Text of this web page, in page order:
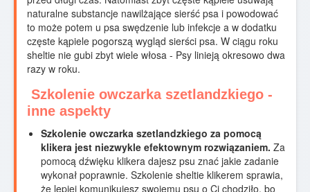
naturalne substancje nawilżające sierść psa i powodować
to może potem u psa swędzenie lub infekcje a w dodatku
częste kąpiele pogorszą wygląd sierści psa. W ciągu roku
sheltie nie gubi zbyt wiele włosa - Psy linieją okresowo dwa
razy w roku.
Szkolenie owczarka szetlandzkiego -
inne aspekty
Szkolenie owczarka szetlandzkiego za pomocą
klikera jest niezwykle efektownym rozwiązaniem. Za
pomocą dźwięku klikera dajesz psu znać jakie zadanie
wykonał poprawnie. Szkolenie sheltie klikerem sprawia,
że lepiej komunikujesz swojemu psu o Ci chodziło, bo